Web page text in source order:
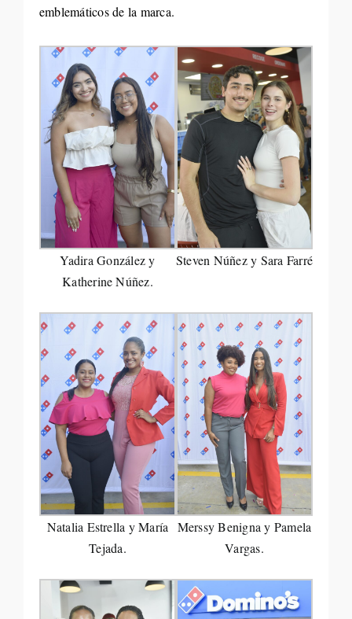
emblemáticos de la marca.
Yadira González y
Katherine Núñez.
Steven Núñez y Sara Farré
Natalia Estrella y María
Tejada.
Merssy Benigna y Pamela
Vargas.